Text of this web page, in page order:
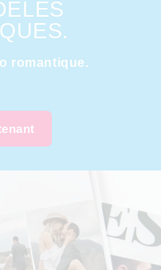
romantique.